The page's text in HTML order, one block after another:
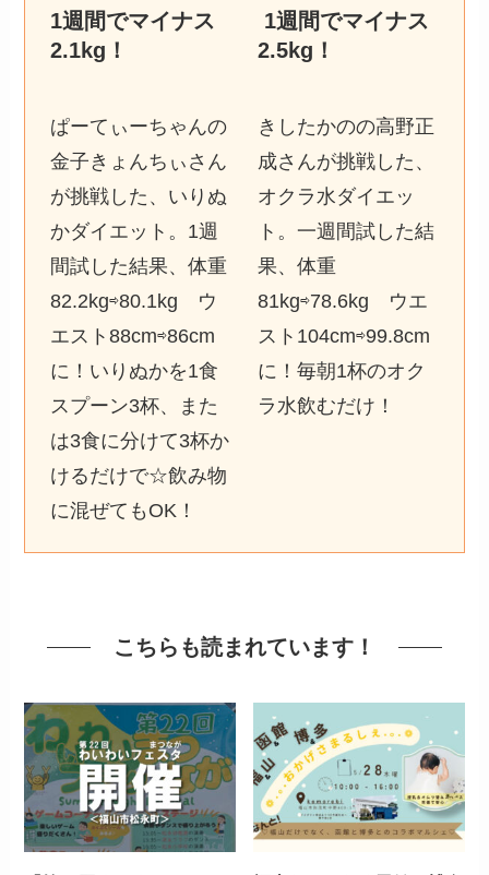
1週間でマイナス
2.1kg ！
ぱーてぃーちゃんの
金子きょんちぃさん
が挑戦した、いりぬ
かダイエット。1週
間試した結果、体重
82.2kg⇨80.1kg ウ
エスト88cm⇨86cm
に！いりぬかを1食
スプーン3杯、また
は3食に分けて3杯か
けるだけで☆飲み物
に混ぜてもOK！
1週間でマイナス
2.5kg ！
きしたかのの高野正
成さんが挑戦した、
オクラ水ダイエッ
ト。一週間試した結
果、体重
81kg⇨78.6kg ウエ
スト104cm⇨99.8cm
に！毎朝1杯のオク
ラ水飲むだけ！
こちらも読まれています！